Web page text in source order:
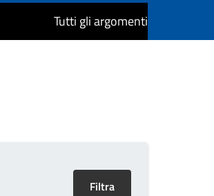
Tutti gli argomenti